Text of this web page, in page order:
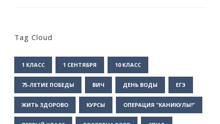
Tag Cloud
1 КЛАСС 1 СЕНТЯБРЯ 10 КЛАСС
75-ЛЕТИЕ ПОБЕДЫ ВИЧ ДЕНЬ ВОДЫ ЕГЭ
ЖИТЬ ЗДОРОВО КУРСЫ ОПЕРАЦИЯ "КАНИКУЛЫ!"